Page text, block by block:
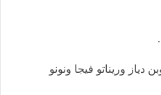
دياز وريناتو فيجا ونونو